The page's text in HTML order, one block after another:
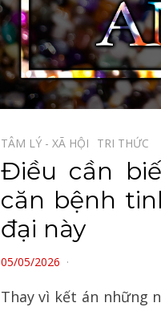
TÂM LÝ - XÃ HỘI⠀ TRI THỨC⠀
Điều cần
căn bệnh
đại này
POSTED
05/05/2026
Thay vì kết án những